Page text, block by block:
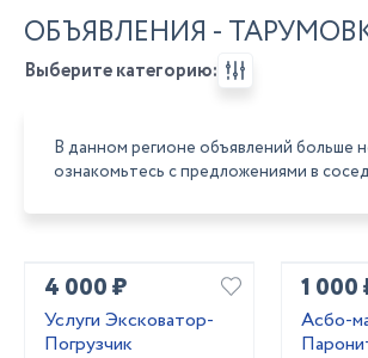
ОБЪЯВЛЕНИЯ -
Выберите категорию:
В данном регионе объявлений больше
ознакомьтесь с предложениями в
4 000 ₽
Услуги Эксковатор-
Погрузчик
1 000
Асбо-